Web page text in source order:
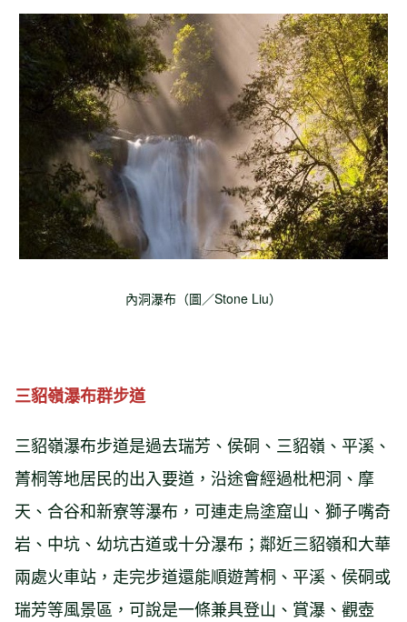
內洞瀑布（圖／Stone Liu）
三貂嶺瀑布群步道
三貂嶺瀑布步道是過去瑞芳、侯硐、三貂嶺、平溪、
菁桐等地居民的出入要道，沿途會經過枇杷洞、摩
天、合谷和新寮等瀑布，可連走烏塗窟山、獅子嘴奇
岩、中坑、幼坑古道或十分瀑布；鄰近三貂嶺和大華
兩處火車站，走完步道還能順遊菁桐、平溪、侯硐或
瑞芳等風景區，可說是一條兼具登山、賞瀑、觀壺